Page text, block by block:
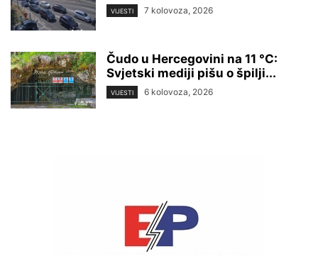
VIJESTI 7 kolovoza, 2026
Čudo u Hercegovini na 11 °C:
Svjetski mediji pišu o špilji...
VIJESTI 6 kolovoza, 2026